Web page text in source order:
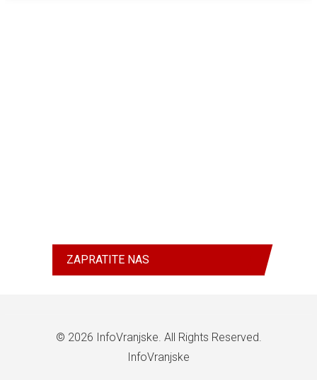
ZAPRATITE NAS
© 2026 InfoVranjske. All Rights Reserved.
InfoVranjske